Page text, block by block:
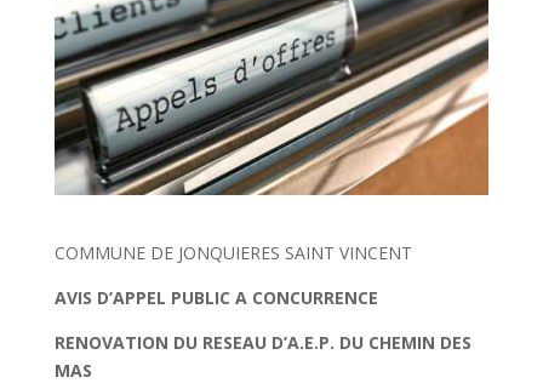
COMMUNE DE JONQUIERES SAINT VINCENT
AVIS D’APPEL PUBLIC A CONCURRENCE
RENOVATION DU RESEAU D’A.E.P. DU CHEMIN DES
MAS